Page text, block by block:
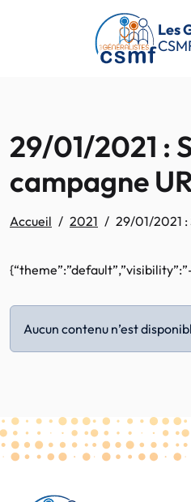
Passer au contenu principal
Les
29/01/2021 :
campagne
Accueil 2021 29/01/2021 :
Aucun contenu n’est